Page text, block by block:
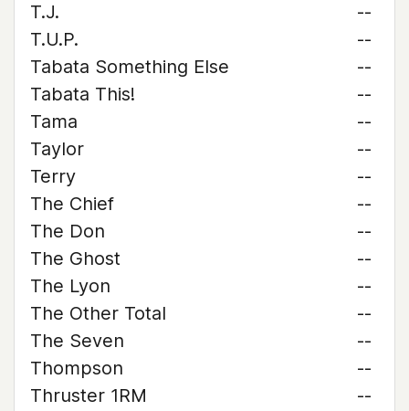
T.J.
--
T.U.P.
--
Tabata Something Else
--
Tabata This!
--
Tama
--
Taylor
--
Terry
--
The Chief
--
The Don
--
The Ghost
--
The Lyon
--
The Other Total
--
The Seven
--
Thompson
--
Thruster 1RM
--